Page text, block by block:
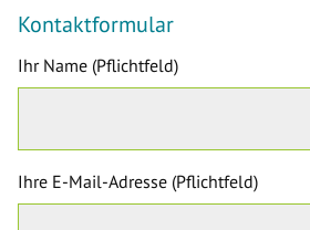
Kontaktformular
Ihr Name (Pflichtfeld)
Ihre E-Mail-Adresse (Pflichtfeld)